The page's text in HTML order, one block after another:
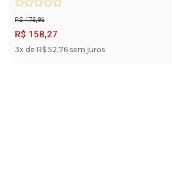
R$ 175,86
R$ 158,27
3x de R$ 52,76 sem juros